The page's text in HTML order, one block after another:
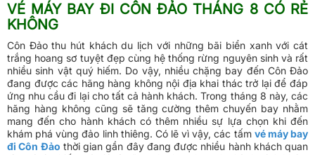
VÉ MÁY BAY ĐI CÔN ĐẢO THÁNG 8 CÓ RẺ
KHÔNG
Côn Đảo thu hút khách du lịch với những bãi biển xanh với cát
trắng hoang sơ tuyệt đẹp cùng hệ thống rừng nguyên sinh và rất
nhiều sinh vật quý hiếm. Do vậy, nhiều chặng bay đến Côn Đảo
đang được các hãng hàng không nội địa khai thác trở lại để đáp
ứng nhu cầu đi lại cho tất cả hành khách. Trong tháng 8 này, các
hãng hàng không cũng sẽ tăng cường thêm chuyến bay nhằm
mang đến cho hành khách có thêm nhiều sự lựa chọn khi đến
khám phá vùng đảo linh thiêng. Có lẽ vì vậy, các tấm vé máy bay
đi Côn Đảo thời gian gần đây đang được nhiều hành khách quan